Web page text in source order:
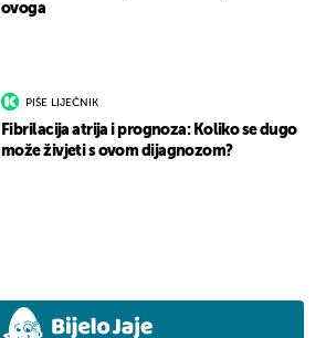
ovoga
PIŠE LIJEČNIK
Fibrilacija atrija i prognoza: Koliko se dugo
može živjeti s ovom dijagnozom?